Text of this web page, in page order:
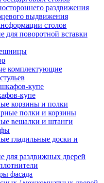
раздвижения
выдвижения
столов
для поворотной вставки
комплектующие
купе
купе
корзины и полки
полки и корзины
вешалки и штанги
гладильные доски и
для раздвижных дверей
фасада